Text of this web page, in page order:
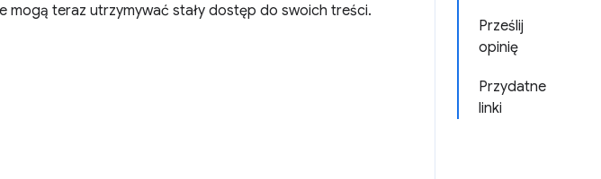
Prześlij
opinię
Przydatne
linki
mogą teraz utrzymywać stały dostęp do swoich treści.